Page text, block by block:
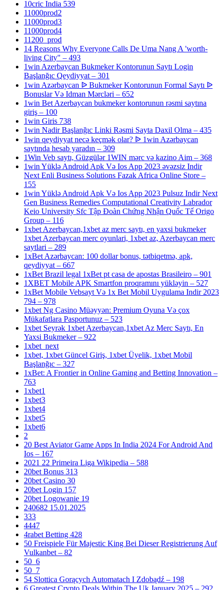
10cric India 539
11000prod2
11000prod3
11000prod4
11200_prod
14 Reasons Why Everyone Calls De Uma Nang A 'worth-
living City" – 493
1win Azerbaycan Bukmeker Kontorunun Saytı Login
Başlanğıc Qeydiyyat – 301
1win Azərbaycan ᐉ Bukmeker Kontorunun Formal Saytı ᐉ
Bonuslar Və Idman Mərcləri – 652
1win Bet Azerbaycan bukmeker kontorunun rəsmi saytına
giriş – 100
1win Giris 738
1win Nadir Başlanğıc Linki Rəsmi Sayta Daxil Olma – 435
1win qeydiyyat necə keçmək olar? ᐉ 1win Azərbaycan
saytında hesab yaradın – 309
1Win Veb saytı, Güzgülər 1WIN mərc və kazino Aim – 368
1win Yüklə Android Apk Və Ios App 2023 əvəzsiz Indir
Next Enli Business Solutions Fazak Africa Online Store –
155
1win Yüklə Android Apk Və Ios App 2023 Pulsuz Indir Next
Gen Business Remedies Computational Creativity Labrador
Keio University Sfc Tập Đoàn Chứng Nhận Quốc Tế Origo
Group – 116
1xbet Azerbaycan,1xbet az merc saytı, en yaxsi bukmeker
1xbet Azerbaycan merc oyunlari, 1xbet az, Azerbaycan merc
saytlari – 289
1xBet Azərbaycan: 100 dollar bonus, tətbiqetmə, apk,
qeydiyyat – 667
1xBet Brazil legal 1xBet pt casa de apostas Brasileiro – 901
1XBET Mobile APK Smartfon proqramını yükləyin – 527
1xBet Mobile Vebsayt Və 1x Bet Mobil Uygulama Indir 2023
794 – 978
1xbet Ng Casino Müəyyən: Premium Oyuna Və çox
Mükafatlara Pasportunuz – 523
1xbet Seyrək 1xbet Azerbaycan,1xbet Az Merc Saytı, En
Yaxsi Bukmeker – 922
1xbet_next
1xbet, 1xbet Güncel Giriş, 1xbet Üyelik, 1xbet Mobil
Başlanğıc – 327
1xBet: A Frontier in Online Gaming and Betting Innovation –
763
1xbet1
1xbet3
1xbet4
1xbet5
1xbet6
2
20 Best Aviator Game Apps In India 2024 For Android And
Ios – 167
2021 22 Primeira Liga Wikipedia – 588
20bet Bonus 313
20bet Casino 30
20bet Login 157
20bet Logowanie 19
240682 15.01.2025
333
4447
4rabet Betting 428
50 Freispiele Für Majestic King Bei Dieser Registrierung Auf
Vulkanbet – 82
50_6
50_7
54 Slottica Gorących Automatach I Zdobądź – 198
6 Greatest Crypto Deals Within The Uk January 2025 – 292